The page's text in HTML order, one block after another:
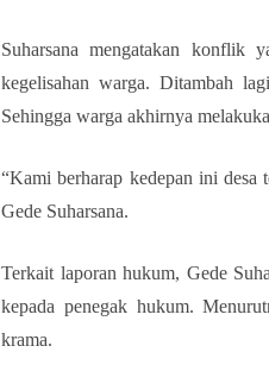
Suharsana mengatakan konflik
kegelisahan warga. Ditambah
Sehingga warga akhirnya
“Kami berharap kedepan ini desa
Gede Suharsana.
Terkait laporan hukum, Gede
kepada penegak hukum.
krama.